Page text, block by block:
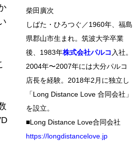
柴田廣次
しばた・ひろつぐ／1960年、福島
県郡山市生まれ。筑波大学卒業
後、1983年株式会社パルコ 入社。
2004年〜2007年には大分パルコ
店長を経験。2018年2月に独立し
「Long Distance Love 合同会社」
を設立。
■Long Distance Love合同会社
https://longdistancelove.jp